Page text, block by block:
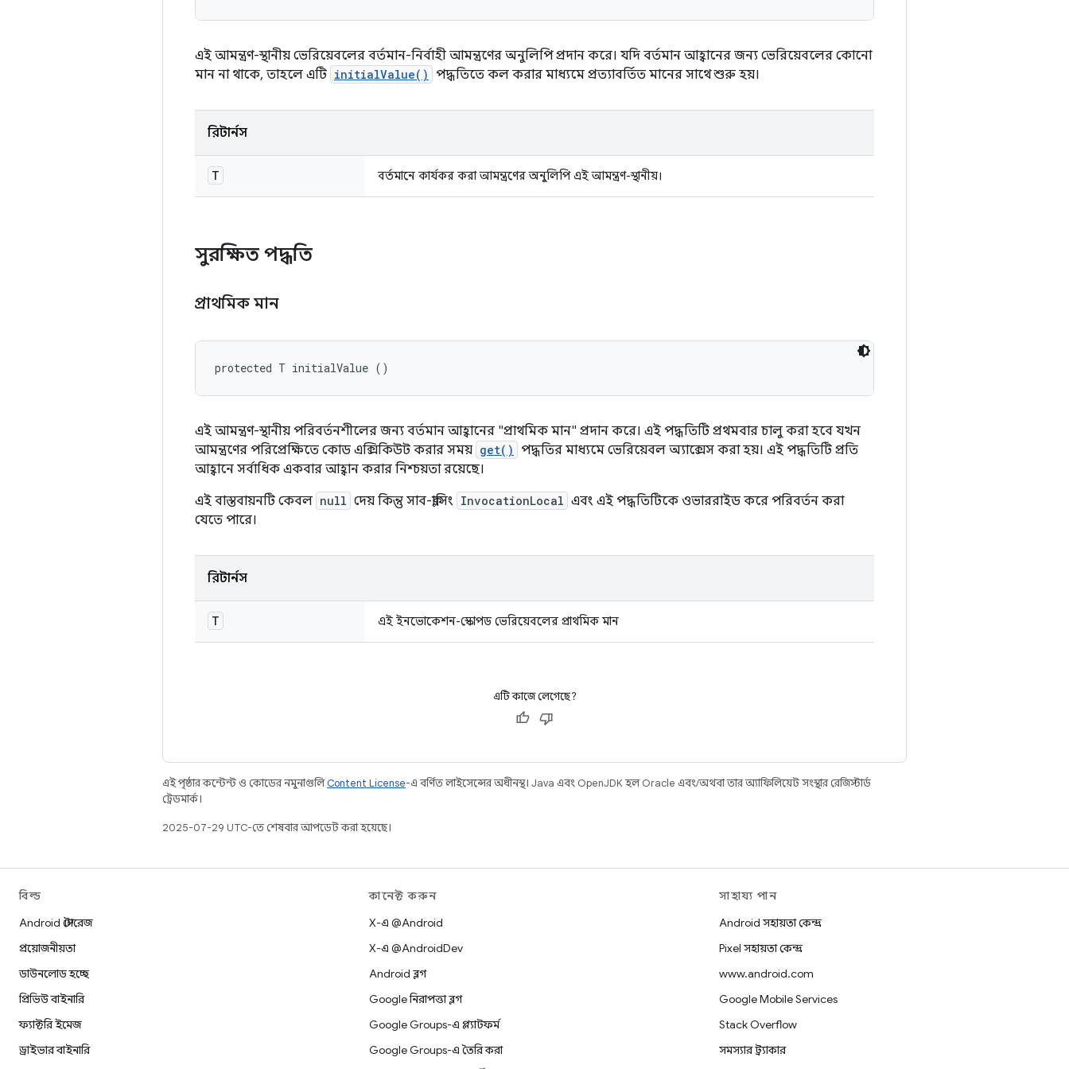
এই আমন্ত্রণ-স্থানীয় ভেরিয়েবলের বর্তমান-নির্বাহী আমন্ত্রণের অনুলিপি প্রদান করে। যদি বর্তমান আহ্বানের জন্য ভেরিয়েবলের কোনো
মান না থাকে, তাহলে এটি initialValue() পদ্ধতিতে কল করার মাধ্যমে প্রত্যাবর্তিত মানের সাথে শুরু হয়।
রিটার্নস
T বর্তমানে কার্যকর করা আমন্ত্রণের অনুলিপি এই আমন্ত্রণ-স্থানীয়।
সুরক্ষিত পদ্ধতি
প্রাথমিক মান
protected T initialValue ()
এই আমন্ত্রণ-স্থানীয় পরিবর্তনশীলের জন্য বর্তমান আহ্বানের "প্রাথমিক মান" প্রদান করে। এই পদ্ধতিটি প্রথমবার চালু করা হবে যখন
আমন্ত্রণের পরিপ্রেক্ষিতে কোড এক্সিকিউট করার সময় get() পদ্ধতির মাধ্যমে ভেরিয়েবল অ্যাক্সেস করা হয়। এই পদ্ধতিটি প্রতি
আহ্বানে সর্বাধিক একবার আহ্বান করার নিশ্চয়তা রয়েছে।
এই বাস্তবায়নটি কেবল null দেয় কিন্তু সাব-ক্লাসিং InvocationLocal এবং এই পদ্ধতিটিকে ওভাররাইড করে পরিবর্তন করা
যেতে পারে।
রিটার্নস
T এই ইনভোকেশন-স্কোপড ভেরিয়েবলের প্রাথমিক মান
এটি কাজে লেগেছে?
এই পৃষ্ঠার কন্টেন্ট ও কোডের নমুনাগুলিContent License-এ বর্ণিত লাইসেন্সের অধীনস্থ। Java এবং OpenJDK হল Oracle এবং/অথবা তার অ্যাফিলিয়েট সংস্থার রেজিস্টার্ড
ট্রেডমার্ক।
2025-07-29 UTC-তে শেষবার আপডেট করা হয়েছে।
বিল্ড
Android স্টোরেজ
প্রয়োজনীয়তা
ডাউনলোড হচ্ছে
প্রিভিউ বাইনারি
ফ্যাক্টরি ইমেজ
ড্রাইভার বাইনারি
কানেক্ট করুন
X-এ @Android
X-এ @AndroidDev
Android ব্লগ
Google নিরাপত্তা ব্লগ
Google Groups-এ প্ল্যাটফর্ম
Google Groups-এ তৈরি করা
সাহায্য পান
Android সহায়তা কেন্দ্র
Pixel সহায়তা কেন্দ্র
www.android.com
Google Mobile Services
Stack Overflow
সমস্যার ট্র্যাকার